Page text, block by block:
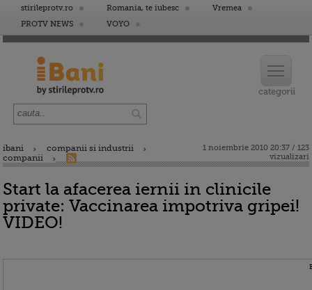
stirileprotv.ro Romania, te iubesc
Vremea
PROTV NEWS
VOYO
ibani
companii si industrii
companii
1 noiembrie 2010 20:37 / 123
vizualizari
Start la afacerea iernii in clinicile
private: Vaccinarea impotriva gripei!
VIDEO!